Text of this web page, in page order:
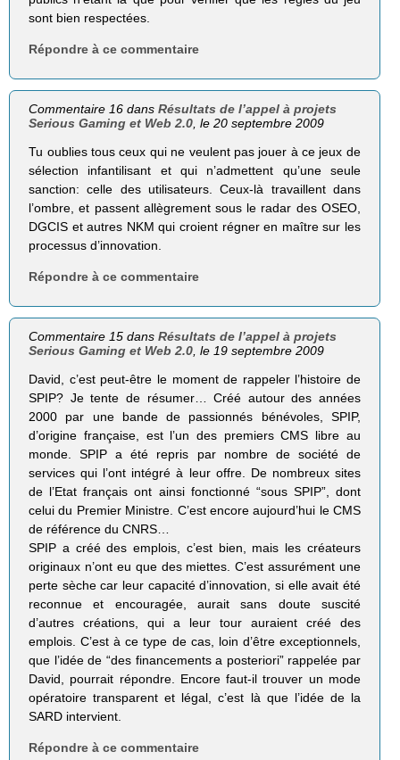
sont bien respectées.
Répondre à ce commentaire
Commentaire 16 dansRésultats de l’appel à projets
Serious Gaming et Web 2.0 , le 20 septembre 2009
Tu oublies tous ceux qui ne veulent pas jouer à ce jeux de
sélection infantilisant et qui n’admettent qu’une seule
sanction: celle des utilisateurs. Ceux-là travaillent dans
l’ombre, et passent allègrement sous le radar des OSEO,
DGCIS et autres NKM qui croient régner en maître sur les
processus d’innovation.
Répondre à ce commentaire
Commentaire 15 dansRésultats de l’appel à projets
Serious Gaming et Web 2.0 , le 19 septembre 2009
David, c’est peut-être le moment de rappeler l’histoire de
SPIP? Je tente de résumer… Créé autour des années
2000 par une bande de passionnés bénévoles, SPIP,
d’origine française, est l’un des premiers CMS libre au
monde. SPIP a été repris par nombre de société de
services qui l’ont intégré à leur offre. De nombreux sites
de l’Etat français ont ainsi fonctionné “sous SPIP”, dont
celui du Premier Ministre. C’est encore aujourd’hui le CMS
de référence du CNRS…
SPIP a créé des emplois, c’est bien, mais les créateurs
originaux n’ont eu que des miettes. C’est assurément une
perte sèche car leur capacité d’innovation, si elle avait été
reconnue et encouragée, aurait sans doute suscité
d’autres créations, qui a leur tour auraient créé des
emplois. C’est à ce type de cas, loin d’être exceptionnels,
que l’idée de “des financements a posteriori” rappelée par
David, pourrait répondre. Encore faut-il trouver un mode
opératoire transparent et légal, c’est là que l’idée de la
SARD intervient.
Répondre à ce commentaire